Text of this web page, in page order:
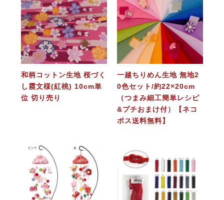
和柄コットン生地 桜づく
し霞文様(紅桃) 10cm単
位 切り売り
一越ちりめん生地 無地2
0色セット/約22×20cm
（つまみ細工簡単レシピ
&プチおまけ付）【ネコ
ポス送料無料】